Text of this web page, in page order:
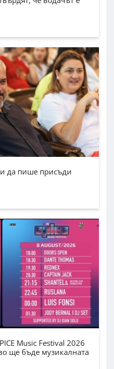
да пише присъди
Music Festival 2026
ще бъде музикалната